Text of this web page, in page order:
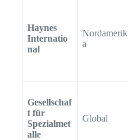
Haynes
Internatio
nal
Nordamerik
a
Gesellschaf
t für
Spezialmet
alle
Global